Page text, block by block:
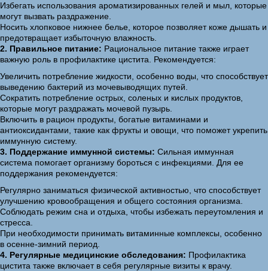
Избегать использования ароматизированных гелей и мыл, которые
могут вызвать раздражение.
Носить хлопковое нижнее белье, которое позволяет коже дышать и
предотвращает избыточную влажность.
2. Правильное питание: Рациональное питание также играет
важную роль в профилактике цистита. Рекомендуется:
Увеличить потребление жидкости, особенно воды, что способствует
выведению бактерий из мочевыводящих путей.
Сократить потребление острых, соленых и кислых продуктов,
которые могут раздражать мочевой пузырь.
Включить в рацион продукты, богатые витаминами и
антиоксидантами, такие как фрукты и овощи, что поможет укрепить
иммунную систему.
3. Поддержание иммунной системы: Сильная иммунная
система помогает организму бороться с инфекциями. Для ее
поддержания рекомендуется:
Регулярно заниматься физической активностью, что способствует
улучшению кровообращения и общего состояния организма.
Соблюдать режим сна и отдыха, чтобы избежать переутомления и
стресса.
При необходимости принимать витаминные комплексы, особенно
в осенне-зимний период.
4. Регулярные медицинские обследования: Профилактика
цистита также включает в себя регулярные визиты к врачу.